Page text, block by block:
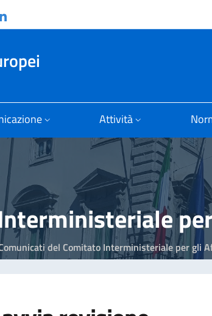
Attività
del Comitato Interministeriale per gli